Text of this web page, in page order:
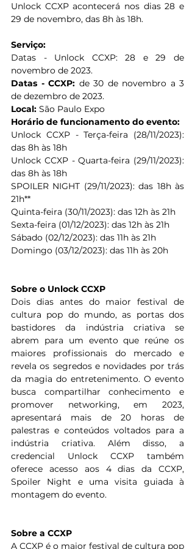
Unlock CCXP acontecerá nos dias 28 e
29 de novembro, das 8h às 18h.
Serviço:
Datas - Unlock CCXP: 28 e 29 de
novembro de 2023.
Datas - CCXP: de 30 de novembro a 3
de dezembro de 2023.
Local: São Paulo Expo
Horário de funcionamento do evento:
Unlock CCXP - Terça-feira (28/11/2023):
das 8h às 18h
Unlock CCXP - Quarta-feira (29/11/2023):
das 8h às 18h
SPOILER NIGHT (29/11/2023): das 18h às
21h**
Quinta-feira (30/11/2023): das 12h às 21h
Sexta-feira (01/12/2023): das 12h às 21h
Sábado (02/12/2023): das 11h às 21h
Domingo (03/12/2023): das 11h às 20h
Sobre o Unlock CCXP
Dois dias antes do maior festival de
cultura pop do mundo, as portas dos
bastidores da indústria criativa se
abrem para um evento que reúne os
maiores profissionais do mercado e
revela os segredos e novidades por trás
da magia do entretenimento. O evento
busca compartilhar conhecimento e
promover networking, em 2023,
apresentará mais de 20 horas de
palestras e conteúdos voltados para a
indústria criativa. Além disso, a
credencial Unlock CCXP também
oferece acesso aos 4 dias da CCXP,
Spoiler Night e uma visita guiada à
montagem do evento.
Sobre a CCXP
A CCXP é o maior festival de cultura pop